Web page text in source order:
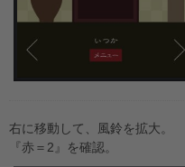
右に移動して、風鈴を拡大。
『赤＝2』を確認。